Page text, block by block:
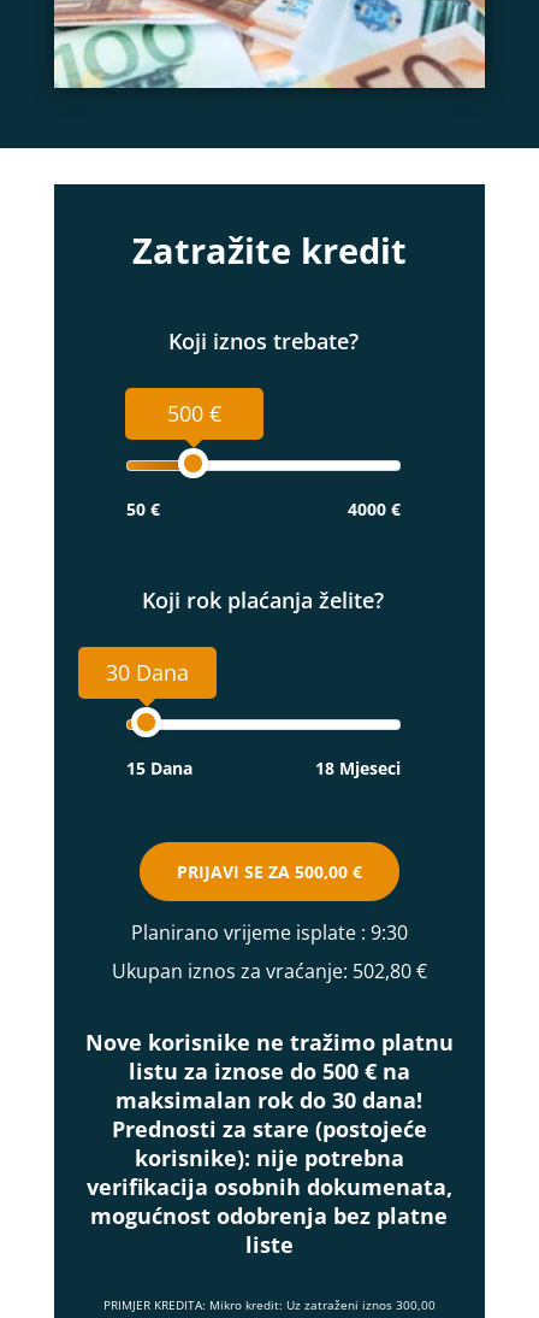
Zatražite kredit
Koji iznos trebate?
500 €
50 € 4000 €
Koji rok plaćanja želite?
30 Dana
15 Dana 18 Mjeseci
PRIJAVI SE ZA 500,00 €
Planirano vrijeme isplate : 9:30
Ukupan iznos za vraćanje: 502,80 €
Nove korisnike ne tražimo platnu
listu za iznose do 500 € na
maksimalan rok do 30 dana!
Prednosti za stare (postojeće
korisnike): nije potrebna
verifikacija osobnih dokumenata,
mogućnost odobrenja bez platne
liste
PRIMJER KREDITA: Mikro kredit: Uz zatraženi iznos 300,00